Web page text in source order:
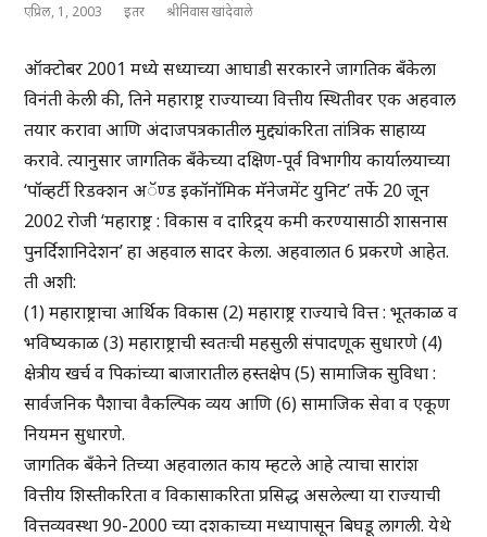
एप्रिल, 1, 2003 इतर श्रीनिवास खांदेवाले
ऑक्टोबर 2001 मध्ये सध्याच्या आघाडी सरकारने जागतिक बँकेला
विनंती केली की, तिने महाराष्ट्र राज्याच्या वित्तीय स्थितीवर एक अहवाल
तयार करावा आणि अंदाजपत्रकातील मुद्द्यांकरिता तांत्रिक साहाय्य
करावे. त्यानुसार जागतिक बँकेच्या दक्षिण-पूर्व विभागीय कार्यालयाच्या
‘पॉव्हर्टी रिडक्शन अॅण्ड इकॉनॉमिक मॅनेजमेंट युनिट’ तर्फे 20 जून
2002 रोजी ‘महाराष्ट्र : विकास व दारिद्र्य कमी करण्यासाठी शासनास
पुनर्दिशानिदेशन’ हा अहवाल सादर केला. अहवालात 6 प्रकरणे आहेत.
ती अशी:
(1) महाराष्ट्राचा आर्थिक विकास (2) महाराष्ट्र राज्याचे वित्त : भूतकाळ व
भविष्यकाळ (3) महाराष्ट्राची स्वतःची महसुली संपादणूक सुधारणे (4)
क्षेत्रीय खर्च व पिकांच्या बाजारातील हस्तक्षेप (5) सामाजिक सुविधा :
सार्वजनिक पैशाचा वैकल्पिक व्यय आणि (6) सामाजिक सेवा व एकूण
नियमन सुधारणे.
जागतिक बँकेने तिच्या अहवालात काय म्हटले आहे त्याचा सारांश
वित्तीय शिस्तीकरिता व विकासाकरिता प्रसिद्ध असलेल्या या राज्याची
वित्तव्यवस्था 90-2000 च्या दशकाच्या मध्यापासून बिघडू लागली. येथे